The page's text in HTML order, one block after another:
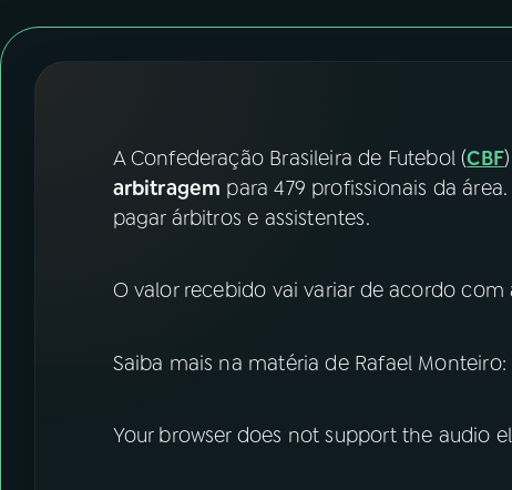
FESTIVAL DE MÚSICA
ACOMPANHE A RÁDIO NACIONAL
A Confederação Brasileira de Futebol (CBF
arbitragem para 479 profissionais da
pagar árbitros e assistentes.
O valor recebido vai variar de acordo
Saiba mais na matéria de Rafael Monteiro:
Your browser does not support the audio